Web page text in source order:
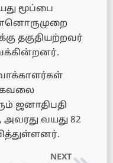
மூப்பை
தகுதியற்றவர்
கவலை
ஜனாதிபதி
வயது 82
NEXT